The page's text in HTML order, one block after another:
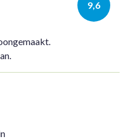
9,6